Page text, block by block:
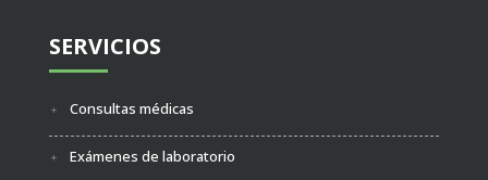
SERVICIOS
Consultas médicas
Exámenes de laboratorio